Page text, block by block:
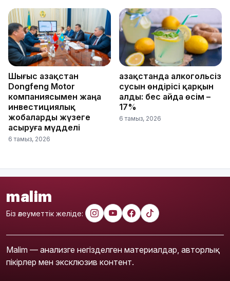
Шығыс Қазақстан
Dongfeng Motor
компаниясымен жаңа
инвестициялық
жобаларды жүзеге
асыруға мүдделі
6 тамыз, 2026
Қазақстанда алкогольсіз
сусын өндірісі қарқын
алды: бес айда өсім –
17%
6 тамыз, 2026
malim
Біз әлеуметтік желіде:
Malim — анализге негізделген материалдар, авторлық
пікірлер мен эксклюзив контент.